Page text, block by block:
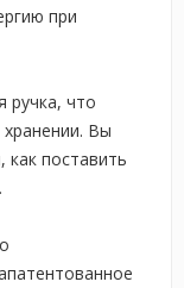
при
ручка, что
Вы
как поставить